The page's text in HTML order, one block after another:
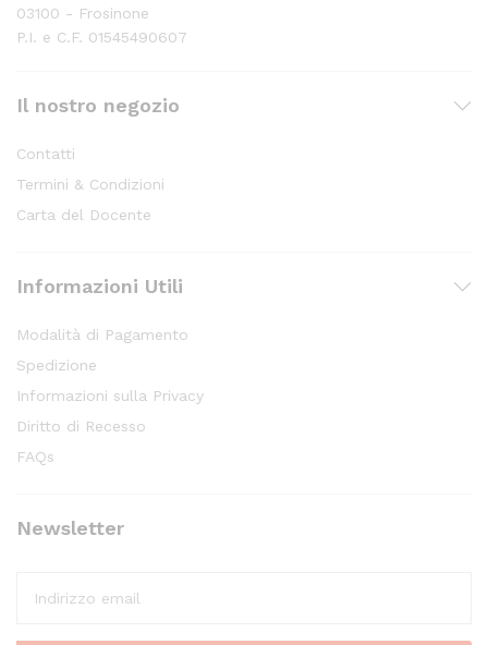
03100 - Frosinone
P.I. e C.F. 01545490607
Il nostro negozio
Contatti
Termini & Condizioni
Carta del Docente
Informazioni Utili
Modalità di Pagamento
Spedizione
Informazioni sulla Privacy
Diritto di Recesso
FAQs
Newsletter